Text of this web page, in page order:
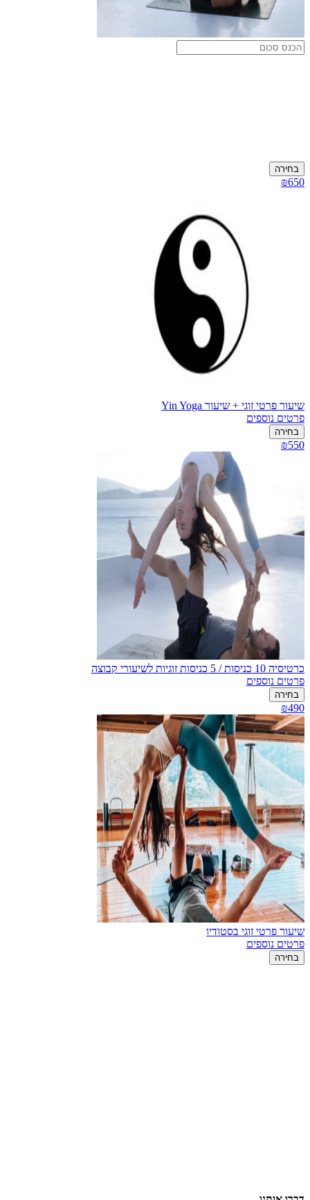
בחירה
₪650
שיעור פרטי זוגי + שיעור Yin Yoga
פרטים נוספים
בחירה
₪550
כרטיסיה 10 כניסות / 5 כניסות זוגיות לשיעורי קבוצה
פרטים נוספים
בחירה
₪490
שיעור פרטי זוגי בסטודיו
פרטים נוספים
בחירה